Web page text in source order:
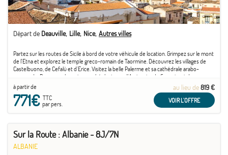
Départ de Deauville Lille Nice Autres villes
Partez sur les routes de Sicile à bord de votre véhicule de location. Grimpez sur le mont
de l'Etna et explorez le temple greco-romain de Taormine. Découvrez les villages de
Castelbuono, de Cefalù et d'Erice. Visitez la belle Palerme et sa cathédrale arabo-
normande. Parcourez les ruines archéologiques d'Agrigente, de Segeste et de
Syracuse. ...
à partir de
771€TTC
par pers.
au lieu de819 €
VOIR L'OFFRE
Sur la Route : Albanie - 8J/7N
ALBANIE